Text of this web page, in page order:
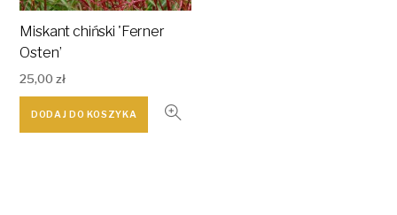
Miskant chiński 'Ferner
Osten’
25,00zł
DODAJ DO KOSZYKA